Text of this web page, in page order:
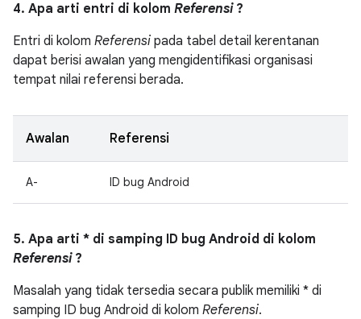
4. Apa arti entri di kolom Referensi?
Entri di kolom Referensi pada tabel detail kerentanan
dapat berisi awalan yang mengidentifikasi organisasi
tempat nilai referensi berada.
Awalan Referensi
A- ID bug Android
5. Apa arti * di samping ID bug Android di kolom
Referensi?
Masalah yang tidak tersedia secara publik memiliki * di
samping ID bug Android di kolom Referensi.